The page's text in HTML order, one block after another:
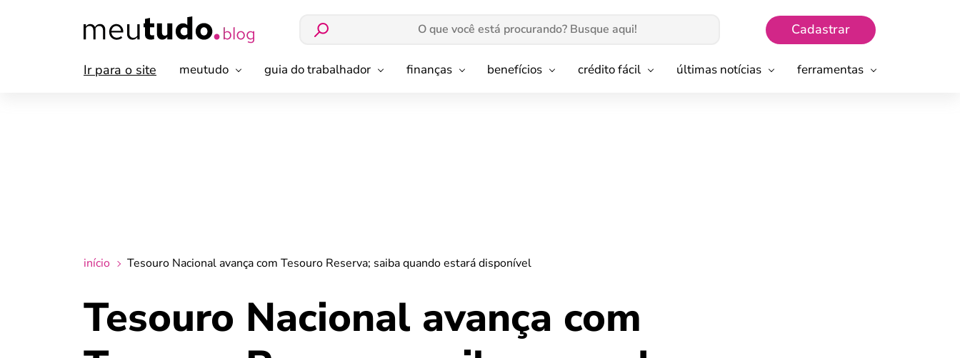
Cadastrar
Ir para o site meutudo guia do trabalhador finanças benefícios crédito fácil últimas notícias ferramentas
início Tesouro Nacional avança com Tesouro Reserva; saiba quando estará disponível
Tesouro Nacional avança com